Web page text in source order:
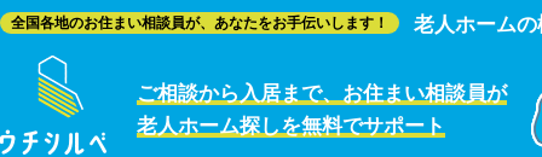
全国各地のお住まい相談員が、あなたをお手伝いします！ 老人ホーム
ご相談から入居まで、お住まい相談員が
老人ホーム探しを無料でサポート